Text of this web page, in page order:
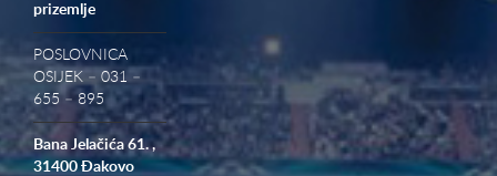
prizemlje
POSLOVNICA
OSIJEK – 031 –
655 – 895
Bana Jelačića 61. ,
31400 Đakovo